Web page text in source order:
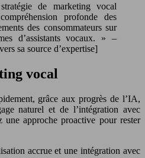
de marketing vocal
profonde des
des consommateurs sur
d’assistants vocaux. » –
sa source d’expertise]
vocal
grâce aux progrès de l’IA,
naturel et de l’intégration avec
une approche proactive pour rester
accrue et une intégration avec